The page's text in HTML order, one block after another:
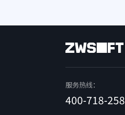
服务热线：
400-718-